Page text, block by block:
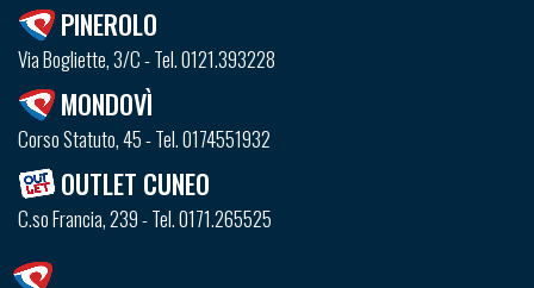
PINEROLO
Via Bogliette, 3/C - Tel. 0121.393228
MONDOVÌ
Corso Statuto, 45 - Tel. 0174551932
OUTLET CUNEO
C.so Francia, 239 - Tel. 0171.265525